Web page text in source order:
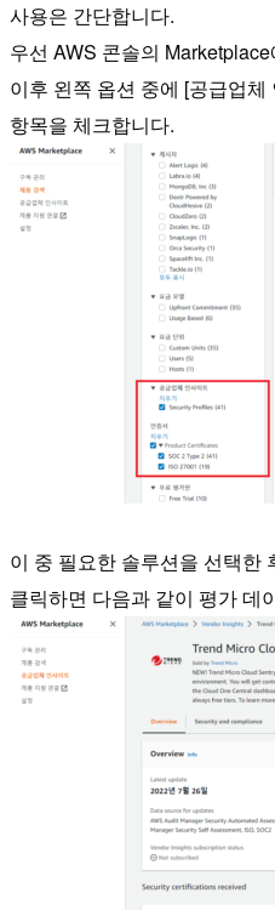
사용은 간단합니다.
우선 AWS 콘솔의
이후 왼쪽 옵션 중에 [공급업
항목을 체크합니다.
이 중 필요한 솔루션을 선택한
클릭하면 다음과 같이 평가 데